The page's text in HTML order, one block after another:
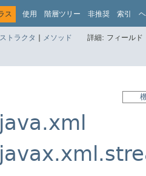
ス 使用 階層ツリー 非推奨 索引
トラクタ | メソッド 詳細: フィール
java.xml